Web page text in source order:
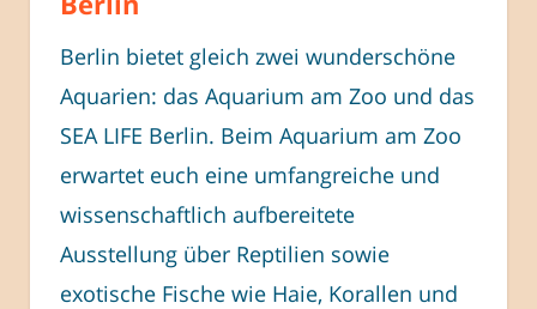
Berlin bietet gleich zwei wunderschöne
Aquarien: das Aquarium am Zoo und das
SEA LIFE Berlin. Beim Aquarium am Zoo
erwartet euch eine umfangreiche und
wissenschaftlich aufbereitete
Ausstellung über Reptilien sowie
exotische Fische wie Haie, Korallen und